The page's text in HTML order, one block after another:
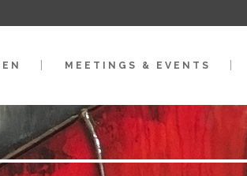
MEETINGS & EVENTS